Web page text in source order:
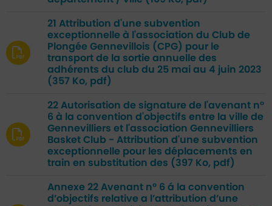
21 Attribution d'une subvention
exceptionnelle à l'association du Club de
Plongée Gennevillois (CPG) pour le
transport de la sortie annuelle des
adhérents du club du 25 mai au 4 juin 2023
(357 Ko, pdf)
22 Autorisation de signature de l'avenant n°
6 à la convention d'objectifs entre la ville de
Gennevilliers et l'association Gennevilliers
Basket Club - Attribution d'une subvention
exceptionnelle pour les déplacements en
train en substitution des (397 Ko, pdf)
Annexe 22 Avenant n° 6 á la convention
d’objectifs relative a l’attribution d’une